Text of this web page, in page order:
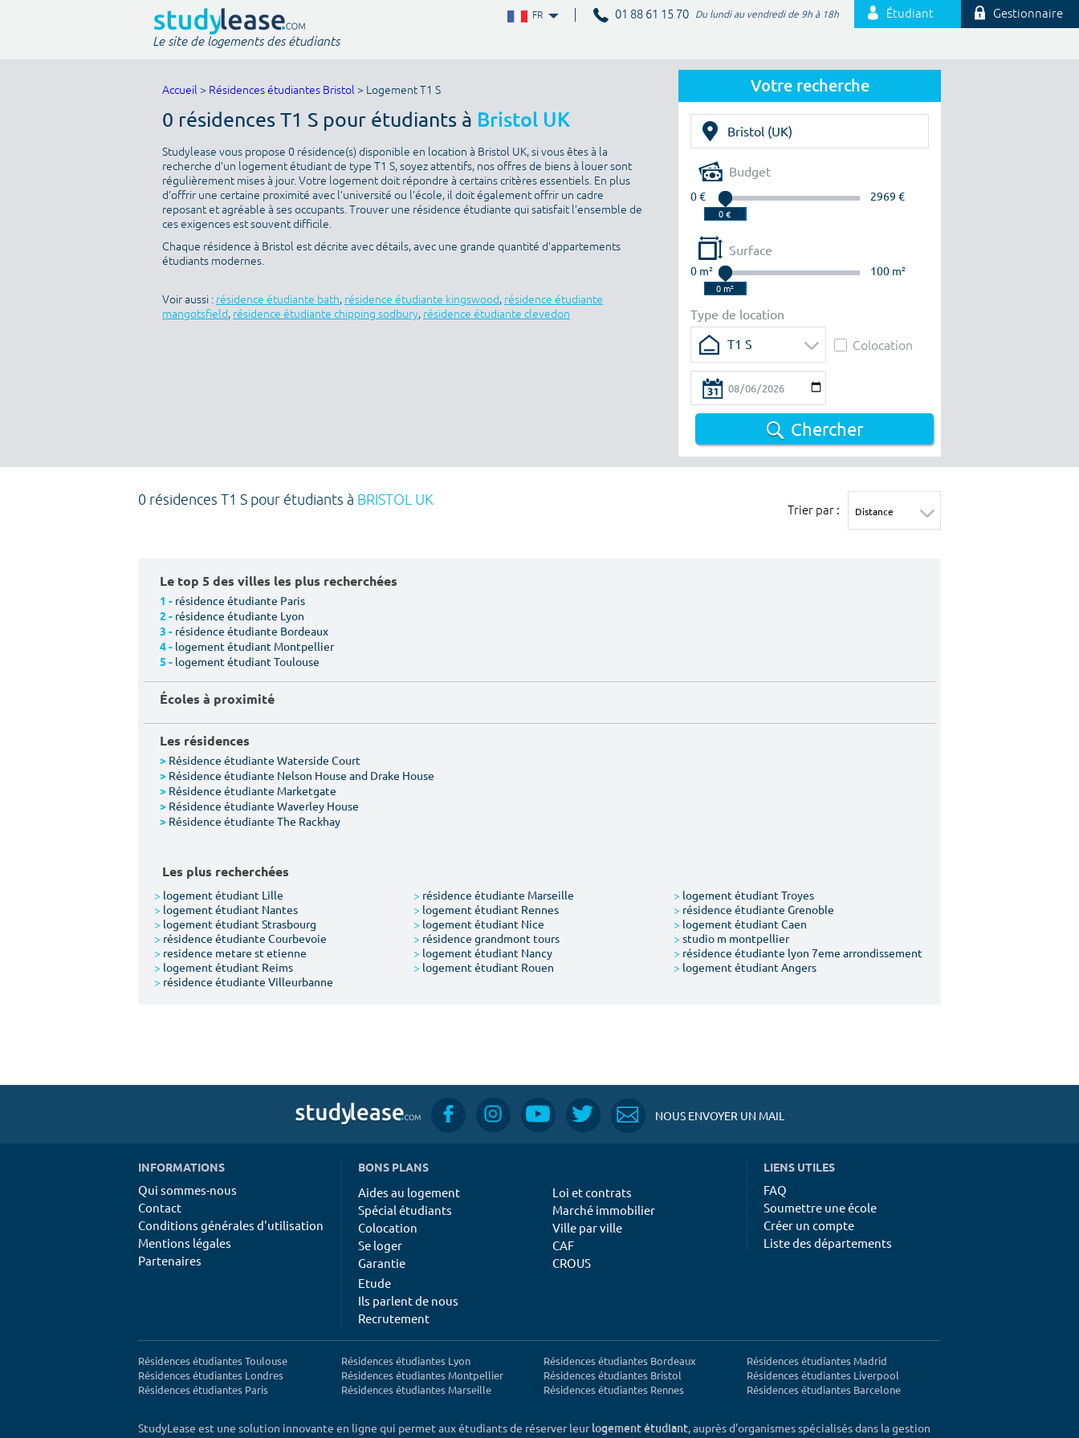
FR 01 88 61 15 70 Du lundi au vendredi de 9h à 18h Étudiant Gestionnaire
Le site de logements des étudiants
Votre recherche
Budget
0 € 2969 €
Surface
0 m² 100 m²
Type de location
T1 S
Colocation
Chercher
Accueil > Résidences étudiantes Bristol > Logement T1 S
0 résidences T1 S pour étudiants à Bristol UK
Studylease vous propose 0 résidence(s) disponible en location à Bristol UK, si vous êtes à la
recherche d’un logement étudiant de type T1 S, soyez attentifs, nos offres de biens à louer sont
régulièrement mises à jour. Votre logement doit répondre à certains critères essentiels. En plus
d’offrir une certaine proximité avec l’université ou l’école, il doit également offrir un cadre
reposant et agréable à ses occupants. Trouver une résidence étudiante qui satisfait l’ensemble de
ces exigences est souvent difficile.
Chaque résidence à Bristol est décrite avec détails, avec une grande quantité d’appartements
étudiants modernes.
Voir aussi : résidence étudiante bath, résidence étudiante kingswood, résidence étudiante
mangotsfield, résidence étudiante chipping sodbury, résidence étudiante clevedon
0 résidences T1 S pour étudiants à BRISTOL UK
Trier par :
Le top 5 des villes les plus recherchées
1 - résidence étudiante Paris
2 - résidence étudiante Lyon
3 - résidence étudiante Bordeaux
4 - logement étudiant Montpellier
5 - logement étudiant Toulouse
Écoles à proximité
Les résidences
> Résidence étudiante Waterside Court
> Résidence étudiante Nelson House and Drake House
> Résidence étudiante Marketgate
> Résidence étudiante Waverley House
> Résidence étudiante The Rackhay
Les plus recherchées
> logement étudiant Lille > résidence étudiante Marseille > logement étudiant Troyes
> logement étudiant Nantes > logement étudiant Rennes > résidence étudiante Grenoble
> logement étudiant Strasbourg > logement étudiant Nice > logement étudiant Caen
> résidence étudiante Courbevoie > résidence grandmont tours > studio m montpellier
> residence metare st etienne > logement étudiant Nancy > résidence étudiante lyon 7eme arrondissement
> logement étudiant Reims > logement étudiant Rouen > logement étudiant Angers
> résidence étudiante Villeurbanne
NOUS ENVOYER UN MAIL
INFORMATIONS
Qui sommes-nous
Contact
Conditions générales d'utilisation
Mentions légales
Partenaires
BONS PLANS
Aides au logement
Spécial étudiants
Colocation
Se loger
Garantie
Loi et contrats
Marché immobilier
Ville par ville
CAF
CROUS
Etude
Ils parlent de nous
Recrutement
LIENS UTILES
FAQ
Soumettre une école
Créer un compte
Liste des départements
Résidences étudiantes Toulouse
Résidences étudiantes Londres
Résidences étudiantes Paris
Résidences étudiantes Lyon
Résidences étudiantes Montpellier
Résidences étudiantes Marseille
Résidences étudiantes Bordeaux
Résidences étudiantes Bristol
Résidences étudiantes Rennes
Résidences étudiantes Madrid
Résidences étudiantes Liverpool
Résidences étudiantes Barcelone
StudyLease est une solution innovante en ligne qui permet aux étudiants de réserver leurlogement étudiant, auprès d'organismes spécialisés dans la gestion